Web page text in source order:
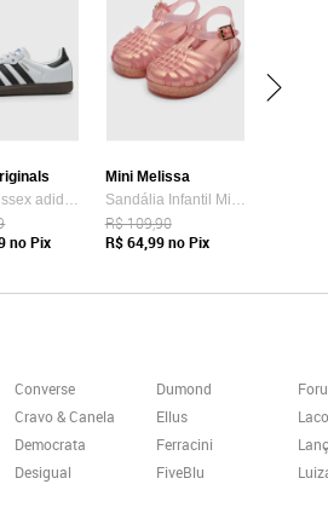
Tênis Unissex adidas Originals Samba OG Branco
no Pix
Mini Melissa
Sandália Infantil Mini Melissa Possession Shiny B Rosê
R$ 109,90
R$ 64,99no Pix
Converse
Cravo & Canela
Democrata
Desigual
Dumond
Ellus
Ferracini
FiveBlu